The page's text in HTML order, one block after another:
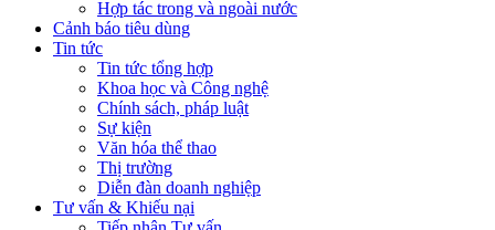
Hợp tác trong và ngoài nước
Cảnh báo tiêu dùng
Tin tức
Tin tức tổng hợp
Khoa học và Công nghệ
Chính sách, pháp luật
Sự kiện
Văn hóa thể thao
Thị trường
Diễn đàn doanh nghiệp
Tư vấn & Khiếu nại